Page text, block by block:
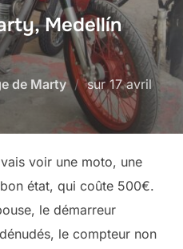
Medellín
de Marty surPublié
le
17 avril
voir une moto, une
état, qui coûte 500€.
le démarreur
le compteur non